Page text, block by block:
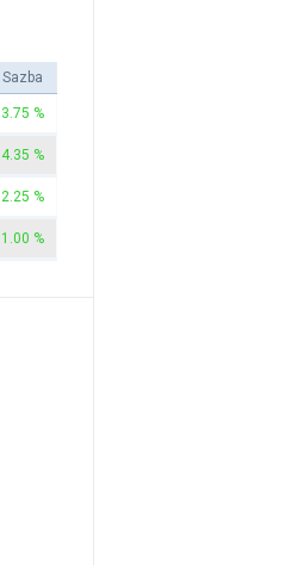
Sazba
3.75 %
4.35 %
2.25 %
1.00 %